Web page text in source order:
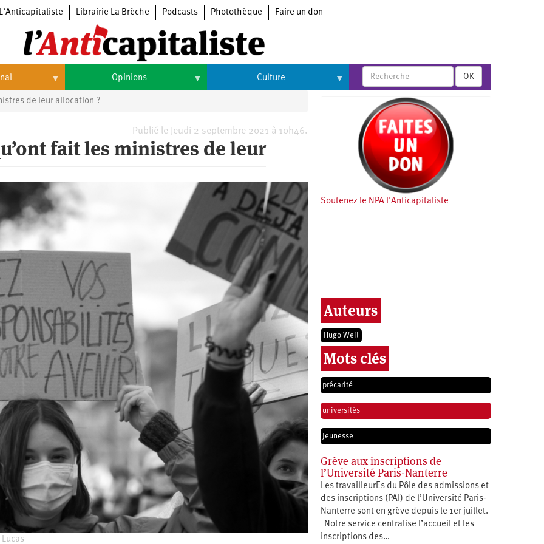
L’Anticapitaliste Librairie La Brèche Podcasts Photothèque Faire un don
Opinions
Opinions
Culture
Arts
Cinéma
Expositions
Livres
Musique
OK
de leur allocation ?
Publié le Jeudi 2 septembre 2021 à 10h46.
fait les ministres de leur
Soutenez le NPA l'Anticapitaliste
Auteurs
Hugo Weil
Mots clés
précarité
universités
Jeunesse
Grève aux inscriptions de
l’Université Paris-Nanterre
Les travailleurEs du Pôle des admissions et
des inscriptions (PAI) de l’Université Paris-
Nanterre sont en grève depuis le 1er juillet.
Notre service centralise l’accueil et les
inscriptions des…